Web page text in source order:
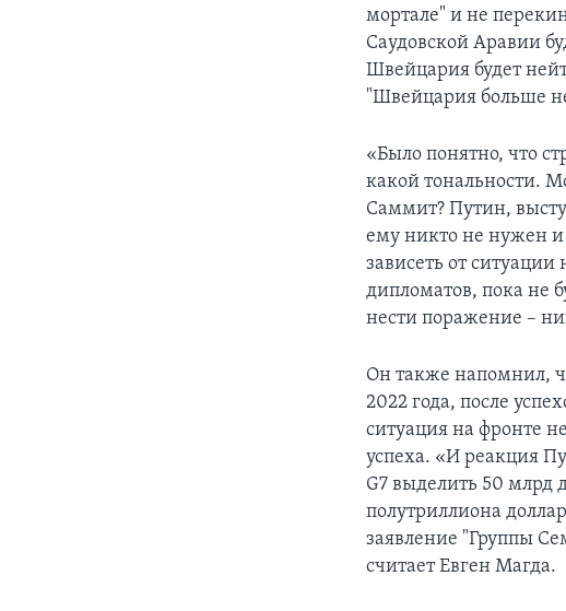
мортале" и не
Саудовской Аравии
Швейцария будет
"Швейцария больше
«Было понятно, что
какой тональности.
Саммит? Путин,
ему никто не нужен и
зависеть от
дипломатов, пока не
нести поражение –
Он также напомнил,
2022 года, после
ситуация на фронте
успеха. «И реакция
G7 выделить 50 млрд
полутриллиона
заявление "Группы
считает Евген Магда.